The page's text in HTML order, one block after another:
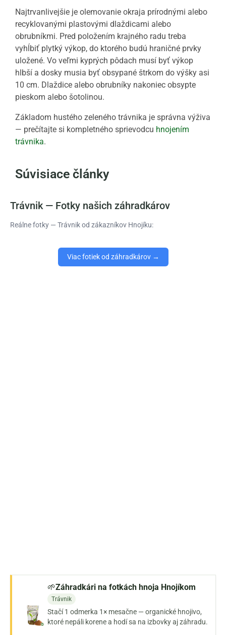
Najtrvanlivejšie je olemovanie okraja prírodnými alebo
recyklovanými plastovými dlaždicami alebo
obrubníkmi. Pred položením krajného radu treba
vyhĺbiť plytký výkop, do ktorého budú hraničné prvky
uložené. Vo veľmi kyprých pôdach musí byť výkop
hlbší a dosky musia byť obsypané štrkom do výšky asi
10 cm. Dlaždice alebo obrubníky nakoniec obsypte
pieskom alebo šotolinou.
Základom hustého zeleného trávnika je správna výživa
— prečítajte si kompletného sprievodcu hnojením
trávnika.
Súvisiace články
Trávnik — Fotky našich záhradkárov
Reálne fotky — Trávnik od zákazníkov Hnojíku:
Viac fotiek od záhradkárov →
🌱Záhradkári na fotkách hnoja Hnojíkom
Trávnik
Stačí 1 odmerka 1× mesačne — organické hnojivo,
ktoré nepáli korene a hodí sa na izbovky aj záhradu.